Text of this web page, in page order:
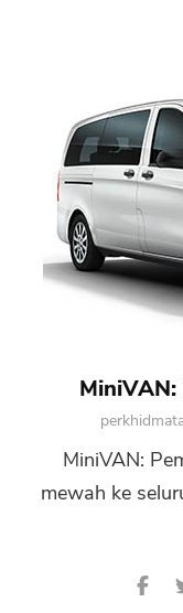
MiniVAN:
mewah ke